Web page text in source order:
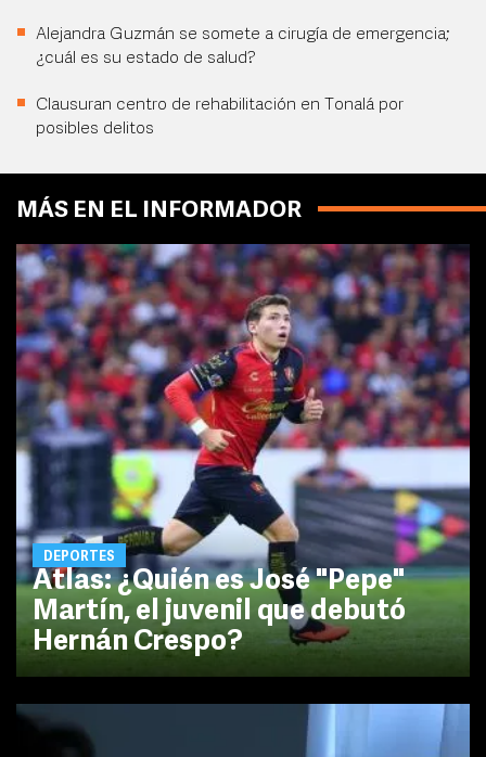
Alejandra Guzmán se somete a cirugía de emergencia;
¿cuál es su estado de salud?
Clausuran centro de rehabilitación en Tonalá por
posibles delitos
MÁS EN EL INFORMADOR
DEPORTES
Atlas: ¿Quién es José "Pepe"
Martín, el juvenil que debutó
Hernán Crespo?